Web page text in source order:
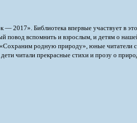
— 2017». Библиотека впервые участвует в
вспомнить и взрослым, и детям о
родную природу», юные
читали прекрасные стихи и прозу о